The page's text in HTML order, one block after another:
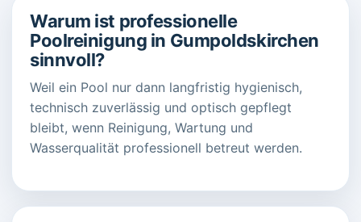
Warum ist professionelle
Poolreinigung in Gumpoldskirchen
sinnvoll?
Weil ein Pool nur dann langfristig hygienisch,
technisch zuverlässig und optisch gepflegt
bleibt, wenn Reinigung, Wartung und
Wasserqualität professionell betreut werden.